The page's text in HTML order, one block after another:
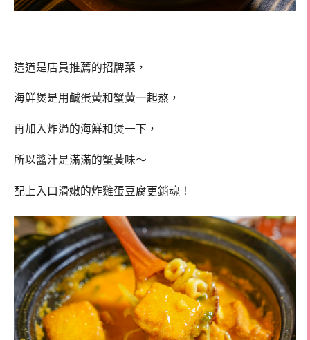
這道是店員推薦的招牌菜，
海鮮煲是用鹹蛋黃和蟹黃一起熬，
再加入炸過的海鮮和煲一下，
所以醬汁是滿滿的蟹黃味～
配上入口滑嫩的炸雞蛋豆腐更銷魂！